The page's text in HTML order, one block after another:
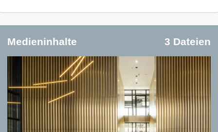
Medieninhalte 3 Dateien